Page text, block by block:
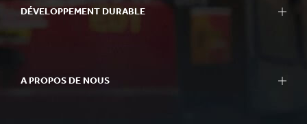
DÉVELOPPEMENT DURABLE
A PROPOS DE NOUS